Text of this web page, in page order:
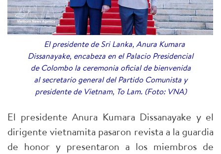
El presidente de Sri Lanka, Anura Kumara
Dissanayake, encabeza en el Palacio Presidencial
de Colombo la ceremonia oficial de bienvenida
al secretario general del Partido Comunista y
presidente de Vietnam, To Lam. (Foto: VNA)
El presidente Anura Kumara Dissanayake y el
dirigente vietnamita pasaron revista a la guardia
de honor y presentaron a los miembros de